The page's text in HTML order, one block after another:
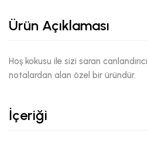
Ürün Açıklaması
Hoş kokusu ile sizi saran
notalardan alan özel bir üründür.
İçeriği